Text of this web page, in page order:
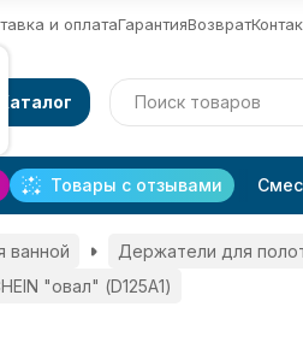
и оплатаГарантияВозврат
Каталог
Товары с отзывами
ванной
Держатели для
"овал" (D125A1)